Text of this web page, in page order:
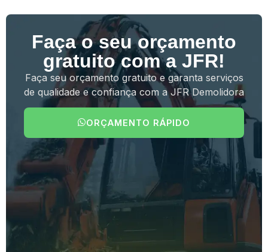
Faça o seu orçamento
gratuito com a JFR!
Faça seu orçamento gratuito e garanta serviços
de qualidade e confiança com a JFR Demolidora
ORÇAMENTO RÁPIDO